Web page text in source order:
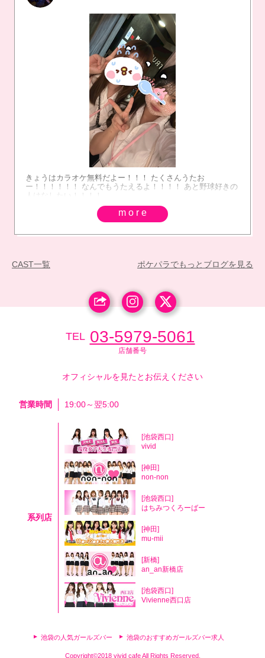
きょうはカラオケ無料だよー！！！ たくさんうたお
ー！！！！！！ なんでもうたえるよ！！！！ あと野球好きの
人はなしたい！！！！
more
ポケパラでもっとブログを見る
CAST一覧
TEL 03-5979-5061
店舗番号
オフィシャルを見たとお伝えください
営業時間 19:00～翌5:00
系列店
[池袋西口]
vivid
[神田]
non-non
[池袋西口]
はちみつくろーばー
[神田]
mu-mii
[新橋]
an_an新橋店
[池袋西口]
Vivienne西口店
池袋の人気ガールズバー 池袋のおすすめガールズバー求人
Copyright©2018 vivid cafe All Rights Reserved.